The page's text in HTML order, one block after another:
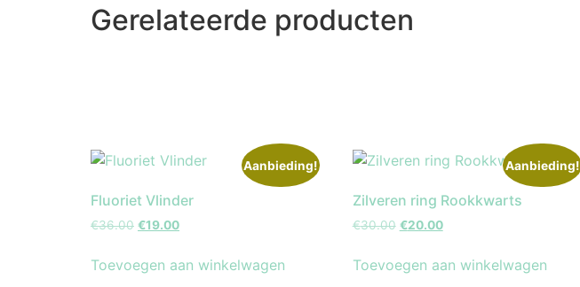
Gerelateerde producten
Aanbieding!
Fluoriet Vlinder
€36.00 €19.00
Toevoegen aan winkelwagen
Aanbieding!
Zilveren ring Rookkwarts
€30.00 €20.00
Toevoegen aan winkelwagen